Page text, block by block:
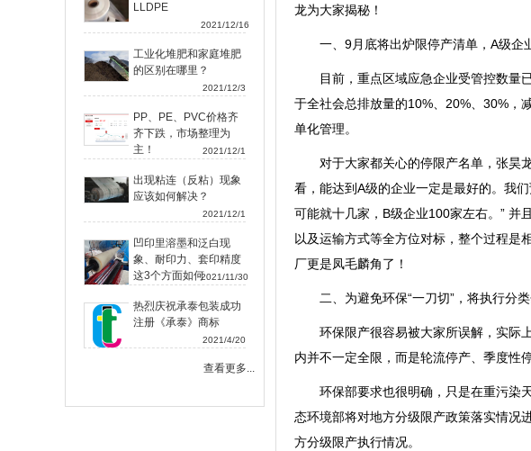
LLDPE
2021/12/16
工业化堆肥和家庭堆肥
的区别在哪里？
2021/12/3
PP、PE、PVC价格齐
齐下跌，市场整理为
主！
2021/12/1
出现粘连（反粘）现象
应该如何解决？
2021/12/1
凹印里溶墨和泛白现
象、耐印力、套印精度
这3个方面如何2021/11/30
热烈庆祝承泰包装成功
注册《承泰》商标
2021/4/20
查看更多...
龙为大家揭秘！
一、9月底将出炉限停产清单，A级企
目前，重点区域应急企业受管控数量
于全社会总排放量的10%、20%、30%，
单化管理。
对于大家都关心的停限产名单，张昊
看，能达到A级的企业一定是最好的。我
可能就十几家，B级企业100家左右。” 并
以及运输方式等全方位对标，整个过程是
厂更是凤毛麟角了！
二、为避免环保“一刀切”，将执行分
环保限产很容易被大家所误解，实际
内并不一定全限，而是轮流停产、季度性
环保部要求也很明确，只是在重污染
态环境部将对地方分级限产政策落实情况
方分级限产执行情况。